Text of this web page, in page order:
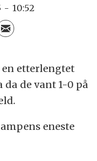
- 10:52
etterlengtet
da de vant 1-0 på
eneste